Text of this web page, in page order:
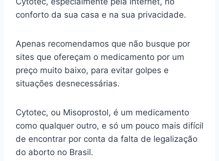
conforto da sua casa e na sua privacidade.
Apenas recomendamos que não busque por
sites que ofereçam o medicamento por um
preço muito baixo, para evitar golpes e
situações desnecessárias.
Cytotec, ou Misoprostol, é um medicamento
como qualquer outro, e só um pouco mais difícil
de encontrar por conta da falta de legalização
do aborto no Brasil.